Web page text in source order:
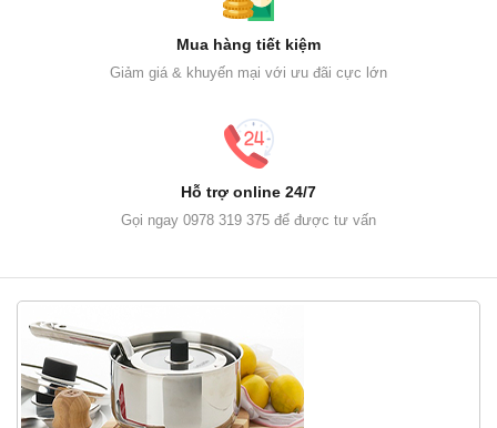
Mua hàng tiết kiệm
Giảm giá & khuyến mại với ưu đãi cực lớn
Hỗ trợ online 24/7
Gọi ngay 0978 319 375 để được tư vấn